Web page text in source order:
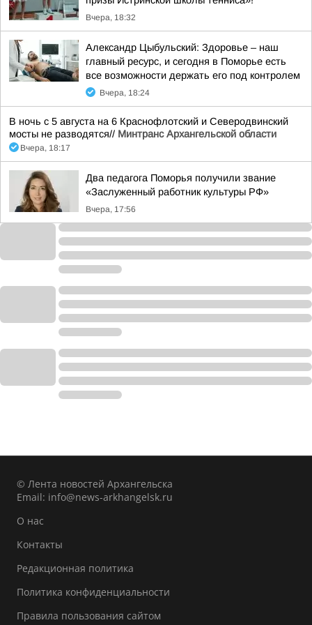
Вчера, 18:32
Александр Цыбульский: Здоровье – наш
главный ресурс, и сегодня в Поморье есть
все возможности держать его под контролем
Вчера, 18:24
В ночь с 5 августа на 6 Краснофлотский и Северодвинский
мосты не разводятся// Минтранс Архангельской области
Вчера, 18:17
Два педагога Поморья получили звание
«Заслуженный работник культуры РФ»
Вчера, 17:56
© Лента новостей Архангельска
Email: info@news-arkhangelsk.ru
О нас
Контакты
Редакционная политика
Политика конфиденциальности
Правила пользования сайтом